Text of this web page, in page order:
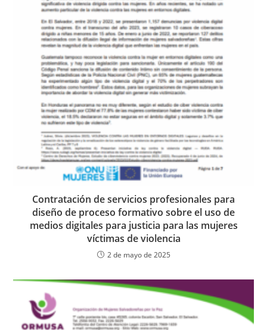
Contratación de servicios profesionales para
diseño de proceso formativo sobre el uso de
medios digitales para justicia para las mujeres
víctimas de violencia
2 de mayo de 2025